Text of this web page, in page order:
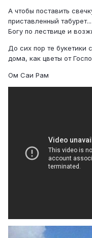
А чтобы поставить
приставленный
Богу по лествице и
До сих пор те букетики
дома, как цветы от
Ом Саи Рам